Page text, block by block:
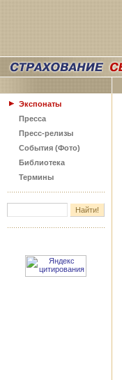
Экспонаты
Пресса
Пресс-релизы
События (Фото)
Библиотека
Термины